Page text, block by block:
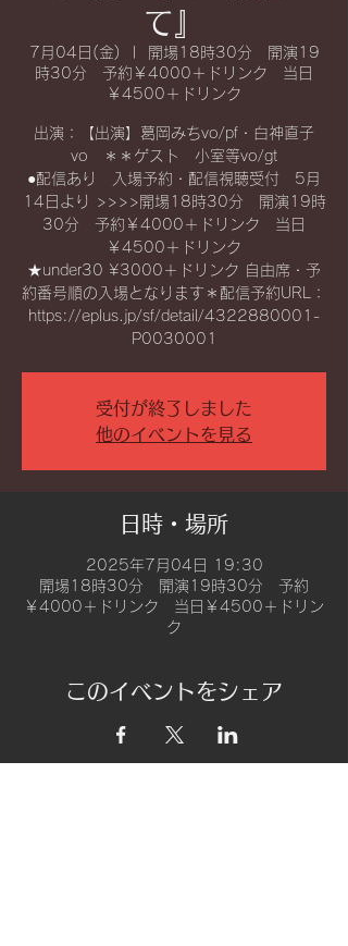
て』
7月04日(金)
開場18時30分 開演19
時30分 予約￥4000＋ドリンク 当日
￥4500＋ドリンク
出演：【出演】葛岡みちvo/pf・白神直子
vo ＊＊ゲスト 小室等vo/gt
●配信あり 入場予約・配信視聴受付 5月
14日より >>>>開場18時30分 開演19時
30分 予約￥4000＋ドリンク 当日
￥4500＋ドリンク
★under30 ¥3000＋ドリンク 自由席・予
約番号順の入場となります＊配信予約URL：
https://eplus.jp/sf/detail/4322880001-
受付が終了しました
他のイベントを見る
日時・場所
2025年7月04日 19:30
開場18時30分 開演19時30分 予約
￥4000＋ドリンク 当日￥4500＋ドリン
ク
このイベントをシェア